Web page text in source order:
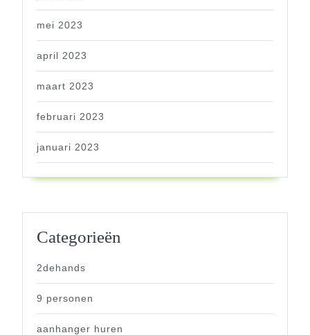
mei 2023
april 2023
maart 2023
februari 2023
januari 2023
Categorieën
2dehands
9 personen
aanhanger huren